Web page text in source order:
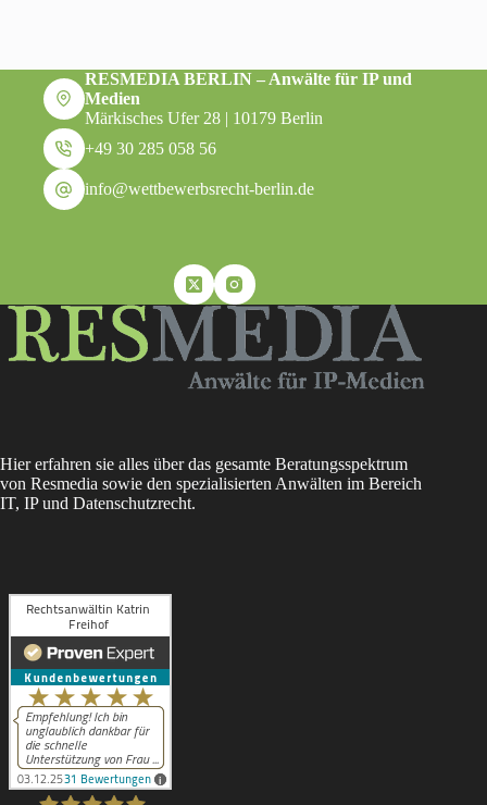
RESMEDIA BERLIN – Anwälte für IP und
Medien
Märkisches Ufer 28 | 10179 Berlin
+49 30 285 058 56
info@wettbewerbsrecht-berlin.de
Hier erfahren sie alles über das gesamte Beratungsspektrum
von Resmedia sowie den spezialisierten Anwälten im Bereich
IT, IP und Datenschutzrecht.